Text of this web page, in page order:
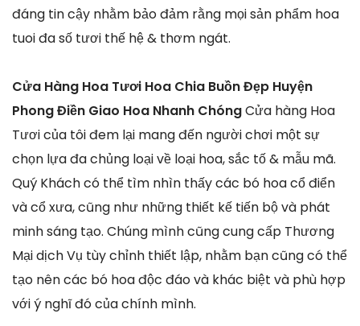
đáng tin cậy nhằm bảo đảm rằng mọi sản phẩm hoa
tuoi đa số tươi thế hệ & thơm ngát.
Cửa Hàng Hoa Tươi Hoa Chia Buồn Đẹp Huyện
Phong Điền Giao Hoa Nhanh ChóngCửa hàng Hoa
Tươi của tôi đem lại mang đến người chơi một sự
chọn lựa đa chủng loại về loại hoa, sắc tố & mẫu mã.
Quý Khách có thể tìm nhìn thấy các bó hoa cổ điển
và cổ xưa, cũng như những thiết kế tiến bộ và phát
minh sáng tạo. Chúng mình cũng cung cấp Thương
Mại dịch Vụ tùy chỉnh thiết lập, nhằm bạn cũng có thể
tạo nên các bó hoa độc đáo và khác biệt và phù hợp
với ý nghĩ đó của chính mình.